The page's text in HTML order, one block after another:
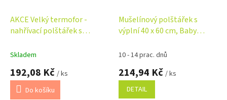
AKCE Velký termofor -
nahřívací polštářek s
Srdíčka - pastelová
Skladem
192,08 Kč / ks
Do košíku
Mušelínový polštářek s
výplní 40 x 60 cm, Baby
10 - 14 prac. dnů
214,94 Kč / ks
DETAIL